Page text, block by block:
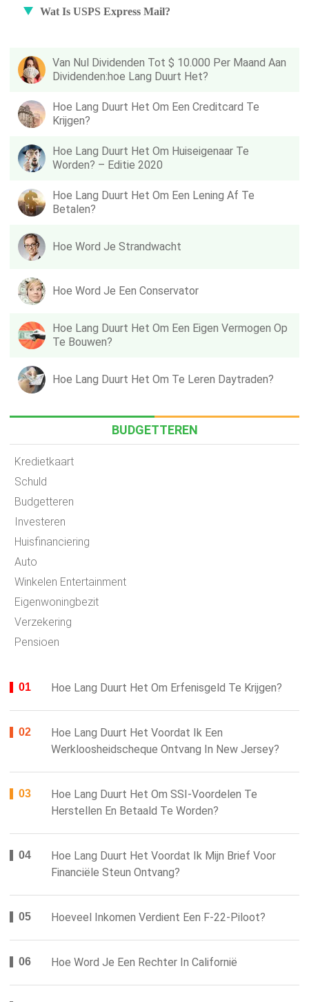
Wat Is USPS Express Mail?
Van Nul Dividenden Tot $ 10.000 Per Maand Aan
Dividenden:hoe Lang Duurt Het?
Hoe Lang Duurt Het Om Een ​​creditcard Te
Krijgen?
Hoe Lang Duurt Het Om Huiseigenaar Te
Worden? – Editie 2020
Hoe Lang Duurt Het Om Een ​​lening Af Te
Betalen?
Hoe Word Je Strandwacht
Hoe Word Je Een Conservator
Hoe Lang Duurt Het Om Een ​​eigen Vermogen Op
Te Bouwen?
Hoe Lang Duurt Het Om Te Leren Daytraden?
BUDGETTEREN
Kredietkaart
Schuld
Budgetteren
Investeren
Huisfinanciering
Auto
Winkelen Entertainment
Eigenwoningbezit
Verzekering
Pensioen
Hoe Lang Duurt Het Om Erfenisgeld Te Krijgen?
Hoe Lang Duurt Het Voordat Ik Een
Werkloosheidscheque Ontvang In New Jersey?
Hoe Lang Duurt Het Om SSI-Voordelen Te
Herstellen En Betaald Te Worden?
Hoe Lang Duurt Het Voordat Ik Mijn Brief Voor
Financiële Steun Ontvang?
Hoeveel Inkomen Verdient Een F-22-Piloot?
Hoe Word Je Een Rechter In Californië